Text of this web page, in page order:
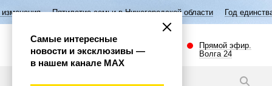
семьи в Нижегородской области Год единства народов России
Прямой эфир.
Волга 24
Самые интересные
новости и эксклюзивы —
в нашем канале МАХ